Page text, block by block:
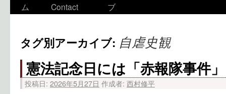
ム
Contact
ブ
タグ別アーカイブ: 自虐史観
憲法記念日には「赤報隊事件
投稿日: 2026年5月27日 作成者: 西村修平